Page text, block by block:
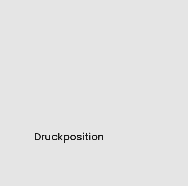
Druckposition